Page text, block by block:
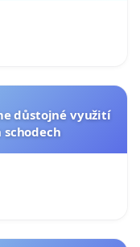
důstojné využití